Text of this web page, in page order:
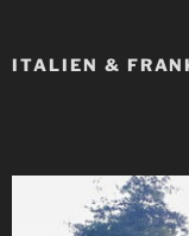
ITALIEN &